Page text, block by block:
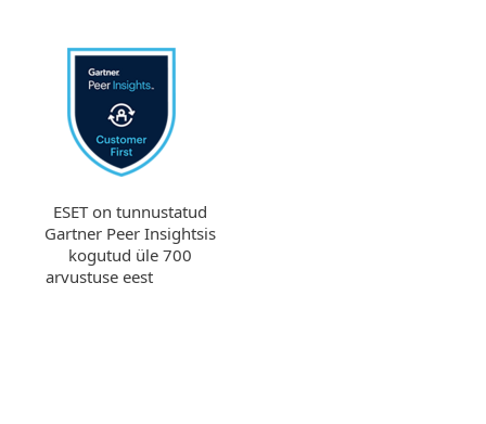
ESET on tunnustatud
Gartner Peer Insightsis
kogutud üle 700
arvustuse eest